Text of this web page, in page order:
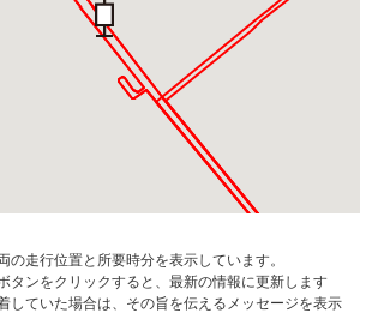
の走行位置と所要時分を表示しています。
タンをクリックすると、最新の情報に更新します
していた場合は、その旨を伝えるメッセージを表示